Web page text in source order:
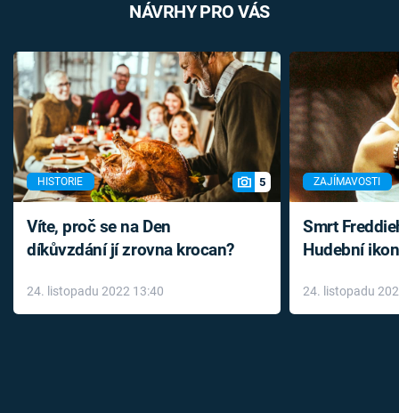
NÁVRHY PRO VÁS
HISTORIE 5
Víte, proč se na Den
díkůvzdání jí zrovna krocan?
24. listopadu 2022 13:40
ZAJÍMAVOSTI
Smrt
Hudební
léky
24. listopadu